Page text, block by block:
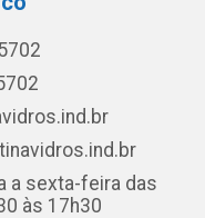
a sexta-feira das
às 17h30